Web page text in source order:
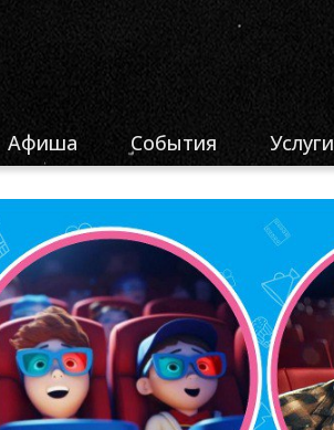
Афиша События
Фестиваль-конкурс
«ПроКузбасс»
Фестиваль-конкурс
«ПроПобеду»
Областной конкурс
«Лучшее киноучреждение
Услуги